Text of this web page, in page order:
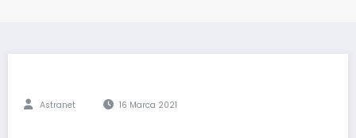
Astranet 16 Marca 2021